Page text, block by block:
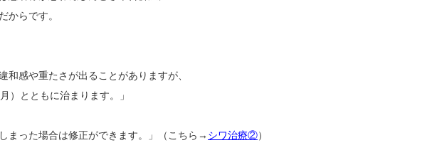
からです。
和感や重たさが出ることがありますが、
）とともに治まります。」
まった場合は修正ができます。」（こちら→ シワ治療②）